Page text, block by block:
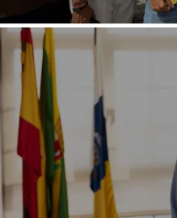
Canaria